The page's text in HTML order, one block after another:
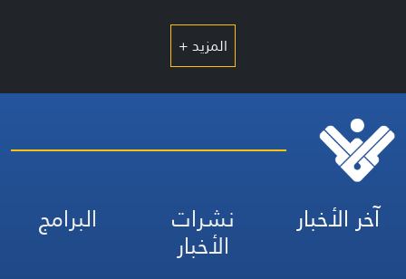
المزيد +
آخر الأخبار نشرات
الأخبار
البرامج